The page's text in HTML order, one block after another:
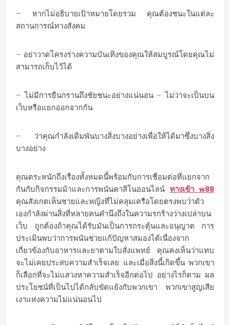
– หากไม่อธิบายเป้าหมายโดยรวม คุณต้องชนะในแต่ละ
สถานการณ์ทางสังคม
– อย่าวาดโครงร่างความบันเทิงของคุณให้สมบูรณ์โดยคุณไม่
สามารถเก็บไว้ได้
– ไม่มีการยืนกรานถึงชัยชนะอย่างแน่นอน – ไม่ว่าจะเป็นบน
เว็บหรือแยกออกจากกัน
– ว่าคุณกำลังเดิมพันบางสิ่งบางอย่างเพื่อให้ได้มาซึ่งบางสิ่ง
บางอย่าง
คุณตระหนักถึงเรื่องทั้งหมดนี้พร้อมกับการเชื่อมต่อที่แยกจาก
กันกับกิจกรรมม้าและการพนันคาสิโนออนไลน์ ทางเข้า w88
คุณสังเกตเห็นชายและหญิงที่ไม่คลุมเครือโดยตรงพบว่าตัว
เองกำลังผ่านสิ่งที่หลายคนคำนึงถึงในความรกร้างว่างเปล่าบน
เว็บ ถูกต้องถ้าคุณได้รับมันเป็นการกระตุ้นและอนุญาต การ
ประเมินพบว่าการพนันช่วยแก้ปัญหาสมองได้เนื่องจาก
เกี่ยวข้องกับอาหารและยาตามใบสั่งแพทย์ คุณคงเห็นว่าแทบ
จะไม่เคยประสบความสำเร็จเลย และเมื่อสิ่งนี้เกิดขึ้น พวกเขา
ก็เลือกที่จะไม่แสวงหาความสำเร็จอีกต่อไป อย่างไรก็ตาม ผล
ประโยชน์ที่เป็นไปได้กลับขัดแย้งกับพวกเขา พวกเขาสูญเสีย
เงาแห่งความไม่แน่นอนไป